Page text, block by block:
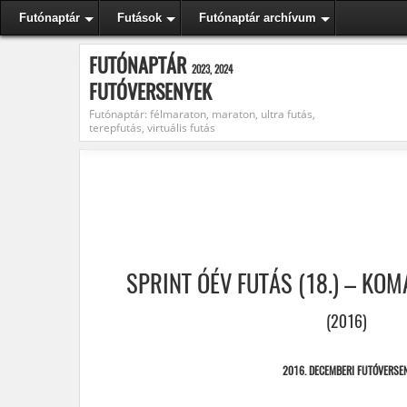
Futónaptár Futások Futónaptár archívum
FUTÓNAPTÁR 2023, 2024
FUTÓVERSENYEK
Futónaptár: félmaraton, maraton, ultra futás,
terepfutás, virtuális futás
SPRINT ÓÉV FUTÁS (18.) –
(2016)
2016. DECEMBERI